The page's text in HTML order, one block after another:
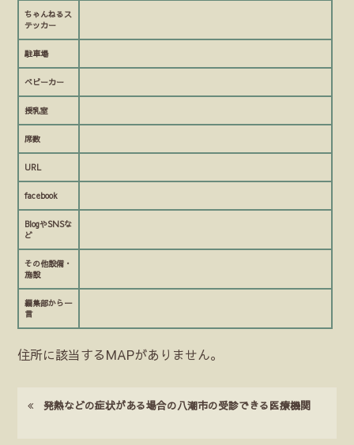
ちゃんねるス
テッカー
駐車場
ベビーカー
授乳室
席数
URL
facebook
BlogやSNSな
ど
その他設備・
施設
編集部から一
言
住所に該当するMAPがありません。
発熱などの症状がある場合の八潮市の受診できる医療機関